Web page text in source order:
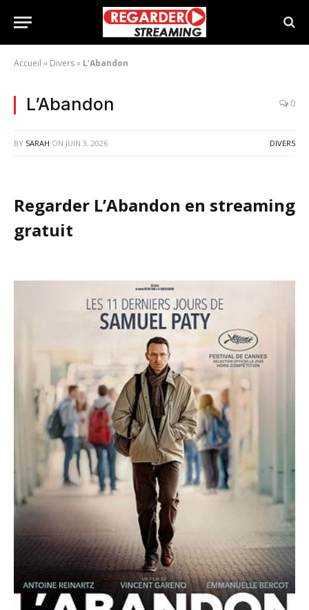
Accueil » Divers» L’Abandon
L’Abandon 0
BY SARAH ON JUIN 3, 2026 DIVERS
Regarder L’Abandon en streaming
gratuit